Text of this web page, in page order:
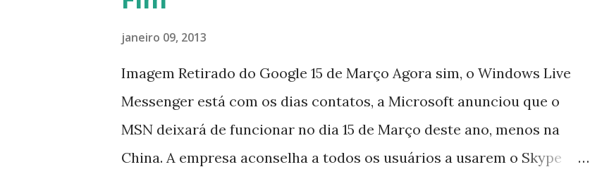
janeiro 09, 2013
Imagem Retirado do Google 15 de Março Agora sim, o Windows Live
Messenger está com os dias contatos, a Microsoft anunciou que o
MSN deixará de funcionar no dia 15 de Março deste ano, menos na
China. A empresa aconselha a todos os usuários a usarem o Skype